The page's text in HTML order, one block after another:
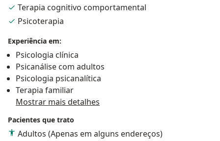
Terapia cognitivo comportamental
Psicoterapia
Experiência em:
Psicologia clínica
Psicanálise com adultos
Psicologia psicanalítica
Terapia familiar
Mostrar mais detalhes
Pacientes que trato
Adultos (Apenas em alguns endereços)